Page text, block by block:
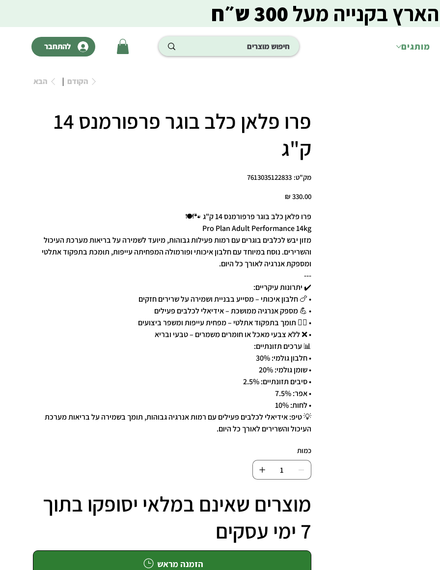
מותגים להתחבר
בקנייה מעל300 ש״ח
הקודם הבא
פרו פלאן כלב בוגר פרפורמנס 14
ק"ג
מק"ט:
מק"ט
7613035122833
7613035122833
מחיר ‏330.00 ‏₪
פרו פלאן כלב בוגר פרפורמנס 14 ק"ג 🐾🍽️
Pro Plan Adult Performance 14kg
מזון יבש לכלבים בוגרים עם רמות פעילות גבוהות, מיועד לשמירה על בריאות מערכת העיכול
והשרירים. נוסח במיוחד עם חלבון איכותי ופורמולה המפחיתה עייפות, תומכת בתפקוד אתלטי
ומספקת אנרגיה לאורך כל היום.
---
✔️ יתרונות עיקריים:
• 🍗 חלבון איכותי – מסייע בבניית ושמירה על שרירים חזקים
• 💪 מספק אנרגיה ממושכת – אידיאלי לכלבים פעילים
• 🏃‍♂️ תומך בתפקוד אתלטי – מפחית עייפות ומשפר ביצועים
• ❌ ללא צבעי מאכל או חומרים משמרים – טבעי ובריא
📊 ערכים תזונתיים:
• חלבון גולמי: 30%
• שומן גולמי: 20%
• סיבים תזונתיים: 2.5%
• אפר: 7.5%
• לחות: 10%
💡 טיפ: אידיאלי לכלבים פעילים עם רמות אנרגיה גבוהות, תומך בשמירה על בריאות מערכת
העיכול והשרירים לאורך כל היום.
כמות
מוצרים שאינם במלאי יסופקו בתוך
7 ימי עסקים
הזמנה מראש